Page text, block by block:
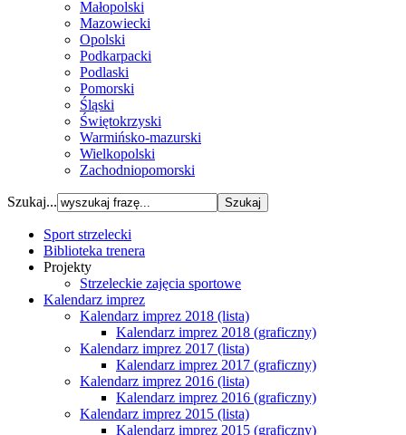
Małopolski
Mazowiecki
Opolski
Podkarpacki
Podlaski
Pomorski
Śląski
Świętokrzyski
Warmińsko-mazurski
Wielkopolski
Zachodniopomorski
Szukaj...
Sport strzelecki
Biblioteka trenera
Projekty
Strzeleckie zajęcia sportowe
Kalendarz imprez
Kalendarz imprez 2018 (lista)
Kalendarz imprez 2018 (graficzny)
Kalendarz imprez 2017 (lista)
Kalendarz imprez 2017 (graficzny)
Kalendarz imprez 2016 (lista)
Kalendarz imprez 2016 (graficzny)
Kalendarz imprez 2015 (lista)
Kalendarz imprez 2015 (graficzny)